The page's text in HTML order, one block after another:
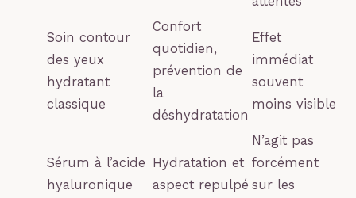
Soin contour
des yeux
hydratant
classique
Confort
quotidien,
prévention de
la
déshydratation
Effet
immédiat
souvent
moins visible
Sérum à l’acide
hyaluronique
Hydratation et
aspect repulpé
N’agit pas
forcément
sur les